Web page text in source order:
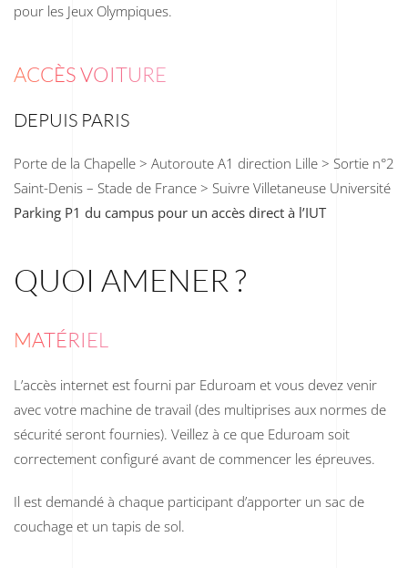
pour les Jeux Olympiques.
ACCÈS VOITURE
DEPUIS PARIS
Porte de la Chapelle > Autoroute A1 direction Lille > Sortie n°2
Saint-Denis – Stade de France > Suivre Villetaneuse Université
Parking P1 du campus pour un accès direct à l’IUT
QUOI AMENER ?
MATÉRIEL
L’accès internet est fourni par Eduroam et vous devez venir
avec votre machine de travail (des multiprises aux normes de
sécurité seront fournies). Veillez à ce que Eduroam soit
correctement configuré avant de commencer les épreuves.
Il est demandé à chaque participant d’apporter un sac de
couchage et un tapis de sol.